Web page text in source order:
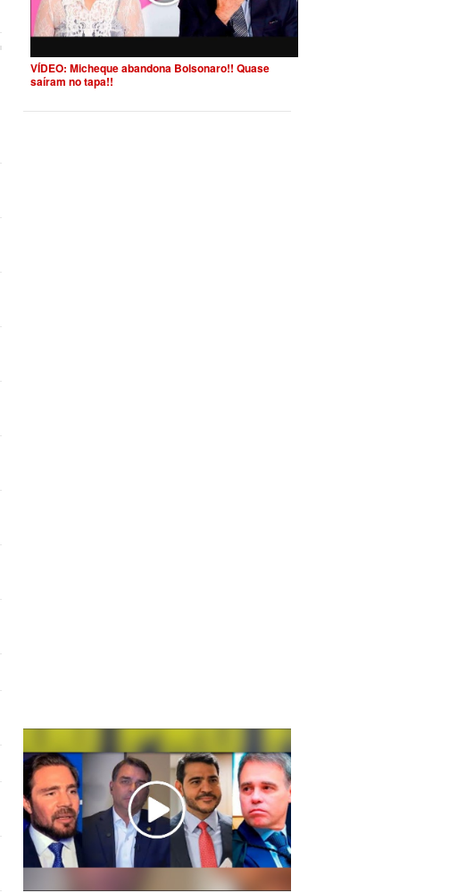
VÍDEO: Micheque abandona Bolsonaro!! Quase
saíram no tapa!!